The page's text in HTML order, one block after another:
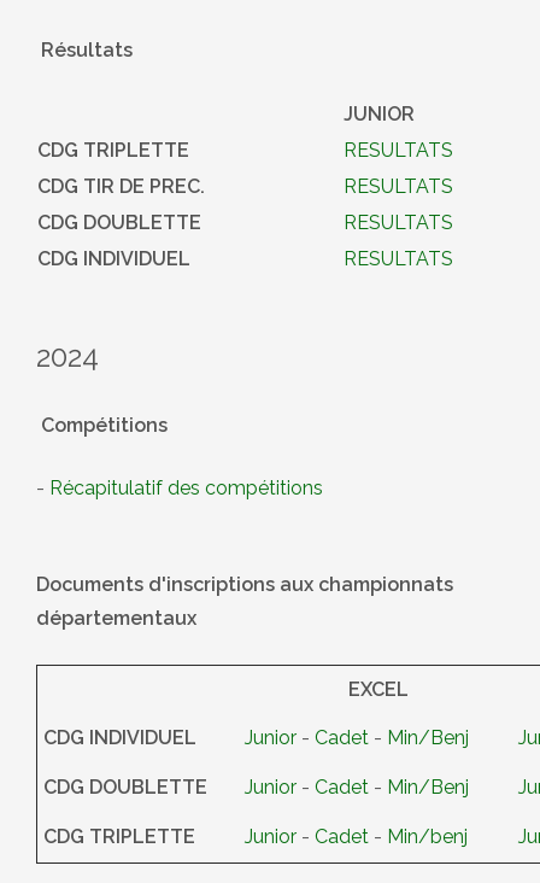
Résultats
JUNIOR
CDG TRIPLETTE
RESULTATS
CDG TIR DE PREC.
RESULTATS
CDG DOUBLETTE
RESULTATS
CDG INDIVIDUEL
RESULTATS
2024
Compétitions
- Récapitulatif des compétitions
Documents d'inscriptions aux championnats
départementaux
EXCEL
CDG INDIVIDUEL Junior - Cadet - Min/Benj
CDG DOUBLETTE Junior - Cadet - Min/Benj
CDG TRIPLETTE Junior - Cadet - Min/benj